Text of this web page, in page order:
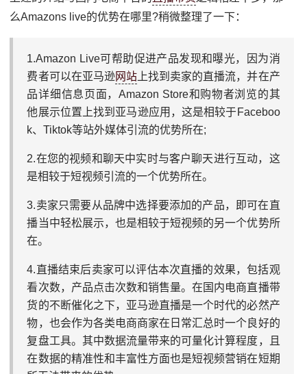
么Amazons live的优势在哪里?稍微整理了一下：
1.Amazon Live可帮助促进产品发现和曝光，因为消
费者可以在亚马逊网站 上找到卖家的直播流，并在产
品详细信息页面，Amazon Store和购物者浏览的其
他展示位置上找到亚马逊应用，这是相较于Faceboo
k、Tiktok等站外媒体引流的优势所在;
2.在您的视频和聊天中实时与客户聊天进行互动，这
是相较于短视频引流的一个优势所在。
3.卖家只需要从品牌中选择要添加的产品，即可在直
播当中轻松展示，也是相较于短视频的另一个优势所
在。
4.直播结束后卖家可以评估本次直播的效果，包括观
看次数，产品点击次数和销售量。在国内电商直播带
货的不断催化之下，亚马逊直播是一个时代的必然产
物，也会作为各类电商商家在日常汇总时一个良好的
复盘工具。其中数据流量带来的可量化计算程度，且
在数据的精准性和丰富性方面也是短视频营销在短期